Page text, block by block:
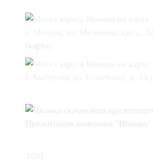
карта
Презентация компании "Инмако"